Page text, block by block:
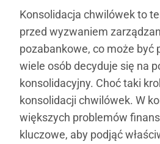
Konsolidacja chwilówek to
przed wyzwaniem
pozabankowe, co może być
wiele osób decyduje się na
konsolidacyjny. Choć taki
konsolidacji chwilówek. W
większych problemów
kluczowe, aby podjąć